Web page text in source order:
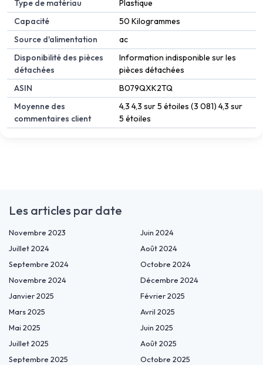
Type de matériau
‎Plastique
Capacité
‎50 Kilogrammes
Source d'alimentation
‎ac
Disponibilité des pièces
détachées
‎Information indisponible sur les
pièces détachées
ASIN
B079QXK2TQ
Moyenne des
commentaires client
4,3 4,3 sur 5 étoiles (3 081) 4,3 sur
5 étoiles
Les articles par date
Novembre 2023
Juin 2024
Juillet 2024
Août 2024
Septembre 2024
Octobre 2024
Novembre 2024
Décembre 2024
Janvier 2025
Février 2025
Mars 2025
Avril 2025
Mai 2025
Juin 2025
Juillet 2025
Août 2025
Septembre 2025
Octobre 2025